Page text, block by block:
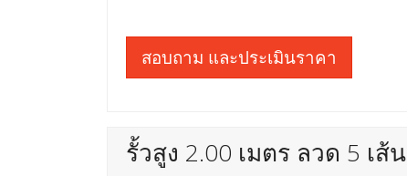
สอบถาม และประเมินราคา
รั้วสูง 2.00 เมตร ลวด 5 เส้น